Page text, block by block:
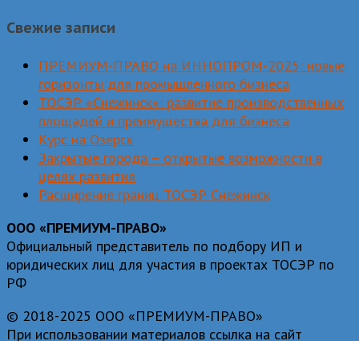
Свежие записи
ПРЕМИУМ-ПРАВО на ИННОПРОМ-2025: новые
горизонты для промышленного бизнеса
ТОСЭР «Снежинск»: развитие производственных
площадей и преимущества для бизнеса
Курс на Озерск
Закрытые города – открытые возможности в
целях развития
Расширение границ ТОСЭР Снежинск
ООО «ПРЕМИУМ-ПРАВО»
Официальный представитель по подбору ИП и
юридических лиц для участия в проектах ТОСЭР по
РФ
© 2018-2025 ООО «ПРЕМИУМ-ПРАВО»
При использовании материалов ссылка на сайт